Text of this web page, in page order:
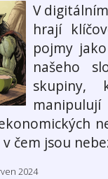
V
hrají
pojmy
našeho
skupiny,
čem jsou
2024